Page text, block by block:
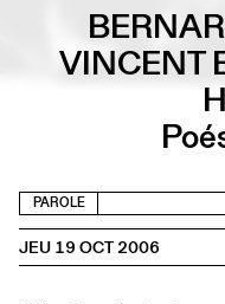
VINCENT
PAROLE
JEU 19 OCT 2006